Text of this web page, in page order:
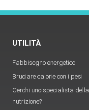
UTILITÀ
Fabbisogno energetico
Bruciare calorie con i pesi
Cerchi uno specialista della
nutrizione?